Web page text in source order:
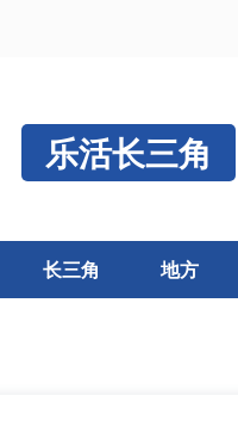
乐活长三角
长三角 地方